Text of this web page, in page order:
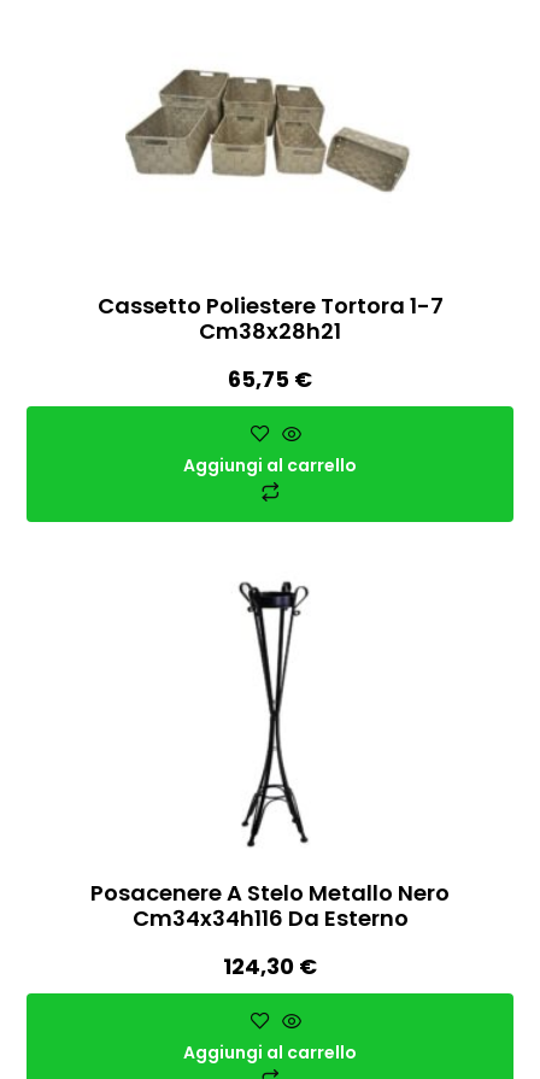
Cassetto Poliestere Tortora 1-7
Cm38x28h21
65,75 €
Aggiungi al carrello
Posacenere A Stelo Metallo Nero
Cm34x34h116 Da Esterno
124,30 €
Aggiungi al carrello